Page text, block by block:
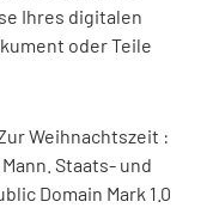
Ihres digitalen
oder Teile
Weihnachtszeit :
Staats- und
Domain Mark 1.0